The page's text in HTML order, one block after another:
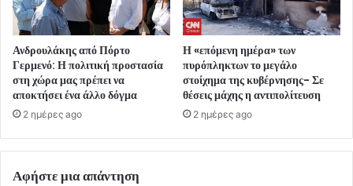
Ανδρουλάκης από Πόρτο
Γερμενό: Η πολιτική προστασία
στη χώρα μας πρέπει να
αποκτήσει ένα άλλο δόγμα
2 ημέρες ago
Η «επόμενη ημέρα» των
πυρόπληκτων το μεγάλο
στοίχημα της κυβέρνησης- Σε
θέσεις μάχης η αντιπολίτευση
2 ημέρες ago
Αφήστε μια απάντηση